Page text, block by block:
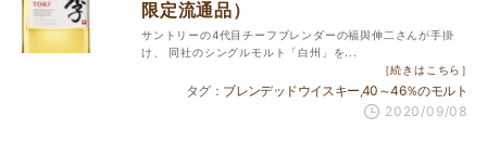
限定流通品）
サントリーの4代目チーフブレンダーの福與伸二さんが手掛
け、 同社のシングルモルト「白州」を...
［続きはこちら］
ブレンデッドウイスキー 40～46％のモルト
2020/09/08